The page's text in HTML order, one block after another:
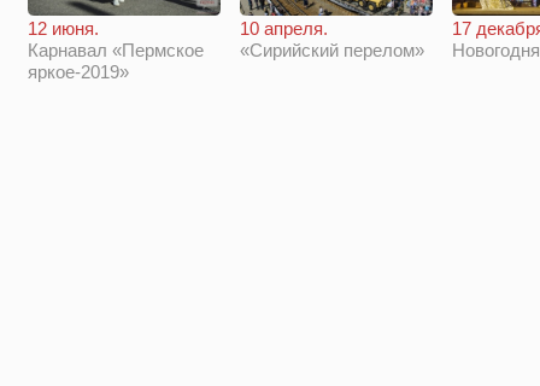
12 июня.
Карнавал «Пермское
яркое-2019»
10 апреля.
«Сирийский перелом»
17